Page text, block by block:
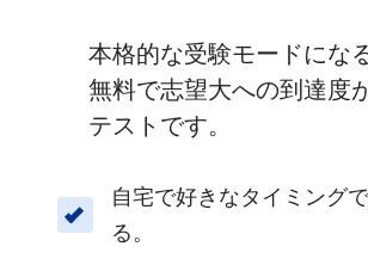
本格的な受験モードにな
無料で志望大への到達度
テストです。
自宅で好きなタイミング
る。